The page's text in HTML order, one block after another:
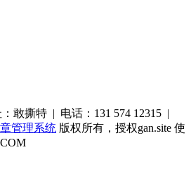
敢撕特 | 电话：131 574 12315 |
管理系统 版权所有，授权gan.site 使